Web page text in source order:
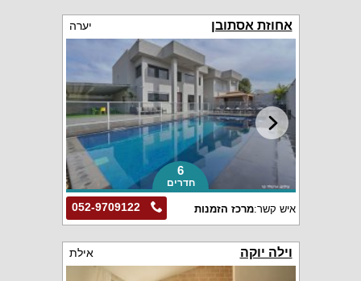
אחוזת אסתובן יערה
6
חדרים
052-9709122 איש קשר:מרכז הזמנות
וילה יוקה אילת